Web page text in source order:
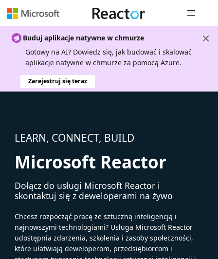
Buduj aplikacje natywne w chmurze
Gotowy na AI? Dowiedz się, jak budować i skalować
aplikacje natywne w chmurze za pomocą Azure.
Zarejestruj się teraz
LEARN, CONNECT, BUILD
Microsoft Reactor
Dołącz do usługi Microsoft Reactor i
skontaktuj się z deweloperami na żywo
Chcesz rozpocząć pracę ze sztuczną inteligencją i
najnowszymi technologiami? Usługa Microsoft Reactor
udostępnia zdarzenia, szkolenia i zasoby społeczności,
które ułatwiają deweloperom, przedsiębiorcom i